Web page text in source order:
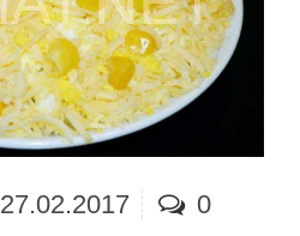
27.02.2017 0